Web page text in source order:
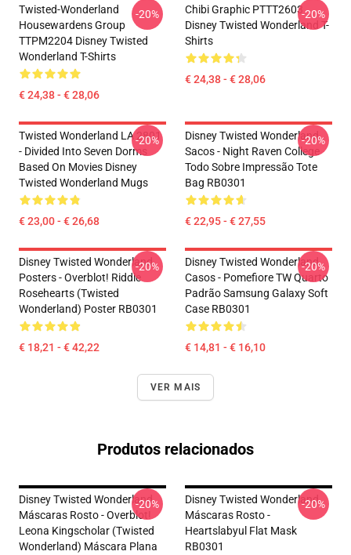
Twisted-Wonderland
Housewardens Group
TTPM2204 Disney Twisted
Wonderland T-Shirts
€ 24,38 - € 28,06
-20%
Chibi Graphic PTTT2603
Disney Twisted Wonderland T-
Shirts
€ 24,38 - € 28,06
-20%
Twisted Wonderland LA 2801
- Divided Into Seven Dorms
Based On Movies Disney
Twisted Wonderland Mugs
€ 23,00 - € 26,68
-20%
Disney Twisted Wonderland
Sacos - Night Raven College
Todo Sobre Impressão Tote
Bag RB0301
€ 22,95 - € 27,55
-20%
Disney Twisted Wonderland
Posters - Overblot! Riddle
Rosehearts (Twisted
Wonderland) Poster RB0301
€ 18,21 - € 42,22
-20%
Disney Twisted Wonderland
Casos - Pomefiore TW Quarto
Padrão Samsung Galaxy Soft
Case RB0301
€ 14,81 - € 16,10
-20%
VER MAIS
Produtos relacionados
Disney Twisted Wonderland
Máscaras Rosto - Overblot!
Leona Kingscholar (Twisted
Wonderland) Máscara Plana
-20%
Disney Twisted Wonderland
Máscaras Rosto -
Heartslabyul Flat Mask
RB0301
-20%